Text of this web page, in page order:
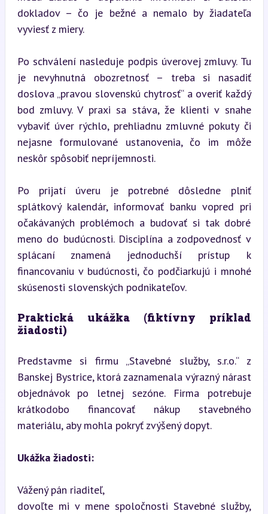
dokladov – čo je bežné a nemalo by žiadateľa
vyviesť z miery.
Po schválení nasleduje podpis úverovej zmluvy. Tu
je nevyhnutná obozretnosť – treba si nasadiť
doslova „pravou slovenskú chytrosť“ a overiť každý
bod zmluvy. V praxi sa stáva, že klienti v snahe
vybaviť úver rýchlo, prehliadnu zmluvné pokuty či
nejasne formulované ustanovenia, čo im môže
neskôr spôsobiť nepríjemnosti.
Po prijatí úveru je potrebné dôsledne plniť
splátkový kalendár, informovať banku vopred pri
očakávaných problémoch a budovať si tak dobré
meno do budúcnosti. Disciplína a zodpovednosť v
splácaní znamená jednoduchší prístup k
financovaniu v budúcnosti, čo podčiarkujú i mnohé
skúsenosti slovenských podnikateľov.
Praktická ukážka (fiktívny príklad
žiadosti)
Predstavme si firmu „Stavebné služby, s.r.o.“ z
Banskej Bystrice, ktorá zaznamenala výrazný nárast
objednávok po letnej sezóne. Firma potrebuje
krátkodobo financovať nákup stavebného
materiálu, aby mohla pokryť zvýšený dopyt.
Ukážka žiadosti:
Vážený pán riaditeľ,
dovoľte mi v mene spoločnosti Stavebné služby,